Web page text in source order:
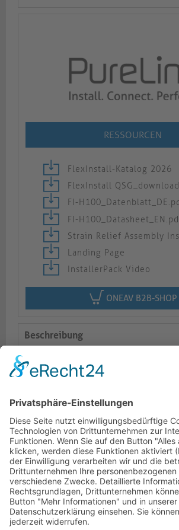
RESSOURCEN
FlexInstall-Katalog 2026
FlexInstall
FI-
FI-
Strain Relief Assembly
Landing Page
InstallerPack Video
ONEAV B2B-SHOP
Beschreibung
Logistik
Dokumente
HOTLINE